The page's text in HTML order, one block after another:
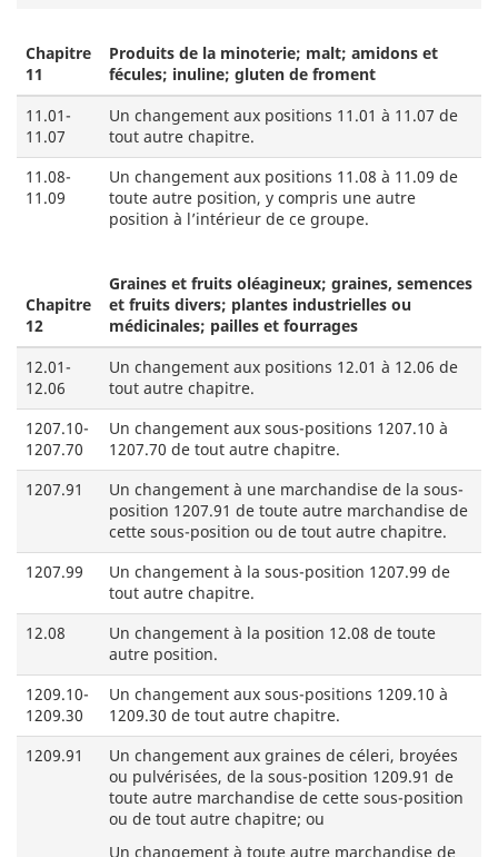
Chapitre
11
Produits de la minoterie; malt; amidons et
fécules; inuline; gluten de froment
11.01-
11.07
Un changement aux positions 11.01 à 11.07 de
tout autre chapitre.
11.08-
11.09
Un changement aux positions 11.08 à 11.09 de
toute autre position, y compris une autre
position à l’intérieur de ce groupe.
Chapitre
12
Graines et fruits oléagineux; graines, semences
et fruits divers; plantes industrielles ou
médicinales; pailles et fourrages
12.01-
12.06
Un changement aux positions 12.01 à 12.06 de
tout autre chapitre.
1207.10-
1207.70
Un changement aux sous-positions 1207.10 à
1207.70 de tout autre chapitre.
1207.91
Un changement à une marchandise de la sous-
position 1207.91 de toute autre marchandise de
cette sous-position ou de tout autre chapitre.
1207.99
Un changement à la sous-position 1207.99 de
tout autre chapitre.
12.08
Un changement à la position 12.08 de toute
autre position.
1209.10-
1209.30
Un changement aux sous-positions 1209.10 à
1209.30 de tout autre chapitre.
1209.91
Un changement aux graines de céleri, broyées
ou pulvérisées, de la sous-position 1209.91 de
toute autre marchandise de cette sous-position
ou de tout autre chapitre; ou